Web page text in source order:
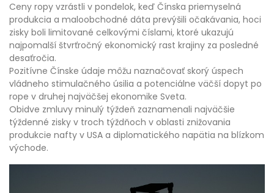
Ceny ropy vzrástli v pondelok, keď Čínska priemyselná
produkcia a maloobchodné dáta prevýšili očakávania, hoci
zisky boli limitované celkovými číslami, ktoré ukazujú
najpomalší štvrťročný ekonomický rast krajiny za posledné
desaťročia.
Pozitívne Čínske údaje môžu naznačovať skorý úspech
vládneho stimulačného úsilia a potenciálne väčší dopyt po
rope v druhej najväčšej ekonomike Sveta.
Obidve zmluvy minulý týždeň zaznamenali najväčšie
týždenné zisky v troch týždňoch v oblasti znižovania
produkcie nafty v USA a diplomatického napätia na blízkom
východe.